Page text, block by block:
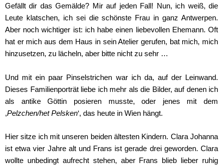
Gefällt dir das Gemälde? Mir auf jeden Fall! Nun, ich weiß, die
Leute klatschen, ich sei die schönste Frau in ganz Antwerpen.
Aber noch wichtiger ist: ich habe einen liebevollen Ehemann. Oft
hat er mich aus dem Haus in sein Atelier gerufen, bat mich, mich
hinzusetzen, zu lächeln, aber bitte nicht zu sehr …
Und mit ein paar Pinselstrichen war ich da, auf der Leinwand.
Dieses Familienporträt liebe ich mehr als die Bilder, auf denen ich
als antike Göttin posieren musste, oder jenes mit dem
,Pelzchen/het Pelsken‘, das heute in Wien hängt.
Hier sitze ich mit unseren beiden ältesten Kindern. Clara Johanna
ist etwa vier Jahre alt und Frans ist gerade drei geworden. Clara
wollte unbedingt aufrecht stehen, aber Frans blieb lieber ruhig